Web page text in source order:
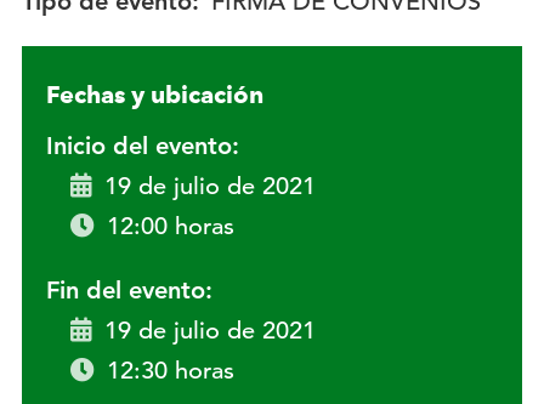
Fechas y ubicación
Inicio del evento:
19 de julio de 2021
12:00 horas
Fin del evento:
19 de julio de 2021
12:30 horas